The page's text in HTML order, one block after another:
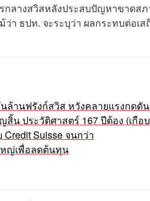
กลางสวิสหลังประสบปัญหาขาดส
ธปท. จะระบุว่า ผลกระทบต่อเส
นล้านฟรังก์สวิส หวังคลายแรงกดดั
น ประวัติศาสตร์ 167 ปีต้อง (เกือ
Suisse จนกว่า
หญ่เพื่อลดต้นทุน